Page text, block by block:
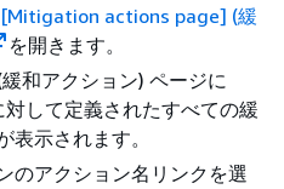
[Mitigation actions page] (緩
を開きます。
緩和アクション) ページに
対して定義されたすべての緩
表示されます。
のアクション名リンクを選